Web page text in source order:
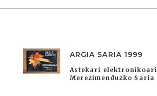
ARGIA SARIA 1999
Astekari elektronikoari
Merezimenduzko Saria